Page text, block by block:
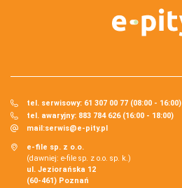
tel. serwisowy: 61 307 00 77 (08:00 - 16:00)
tel. awaryjny: 883 784 626 (16:00 - 18:00)
mail:serwis@e-pity.pl
e-file sp. z o.o.
(dawniej: e-file sp. z o.o. sp. k.)
ul. Jeziorańska 12
(60-461) Poznań